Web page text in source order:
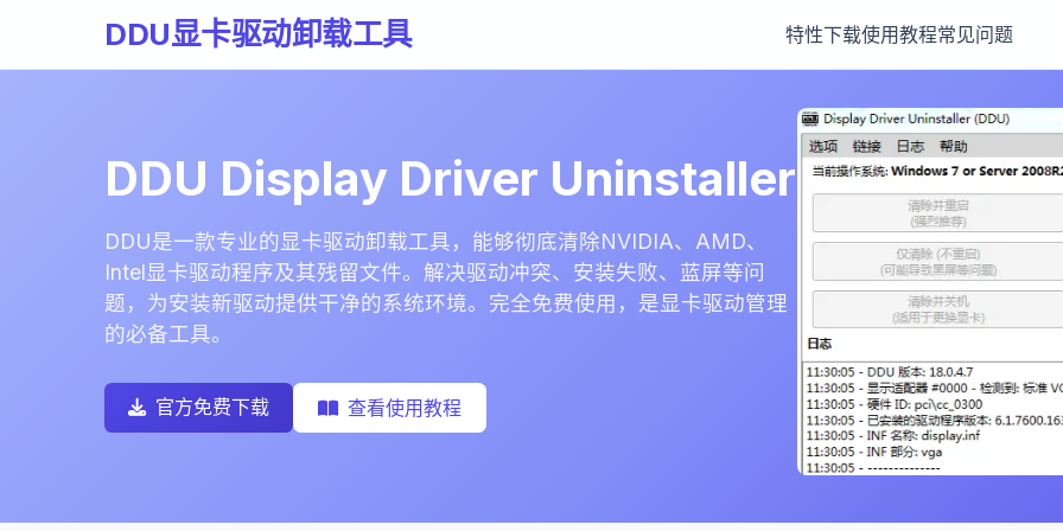
DDU显卡驱动卸载工具 特性下载使用教程常见问题
DDU Display Driver Uninstaller
DDU是一款专业的显卡驱动卸载工具，能够彻底清除NVIDIA、AMD、
Intel显卡驱动程序及其残留文件。解决驱动冲突、安装失败、蓝屏等问
题，为安装新驱动提供干净的系统环境。完全免费使用，是显卡驱动管理
的必备工具。
官方免费下载 查看使用教程